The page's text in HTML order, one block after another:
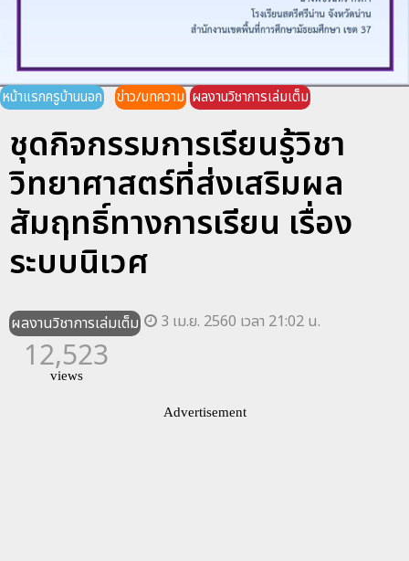
หน้าแรกครูบ้านนอก ข่าว/บทความ ผลงานวิชาการเล่มเต็ม
ชุดกิจกรรมการเรียนรู้วิชา
วิทยาศาสตร์ที่ส่งเสริมผล
สัมฤทธิ์ทางการเรียน เรื่อง
ระบบนิเวศ
ผลงานวิชาการเล่มเต็ม 3 เม.ย. 2560 เวลา 21:02 น.
12,523
views
Advertisement